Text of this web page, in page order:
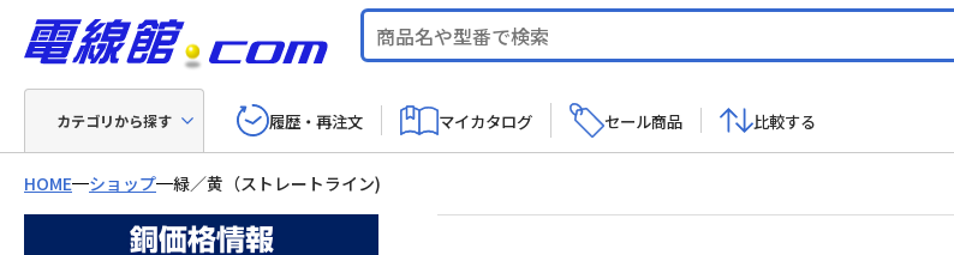
カテゴリから探す 履歴・再注文 マイカタログ セール商品 比較する
HOME ショップ 緑／黄（ストレートライン)
銅価格情報